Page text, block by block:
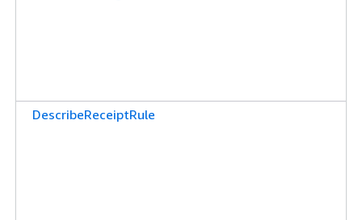
DescribeReceiptRule